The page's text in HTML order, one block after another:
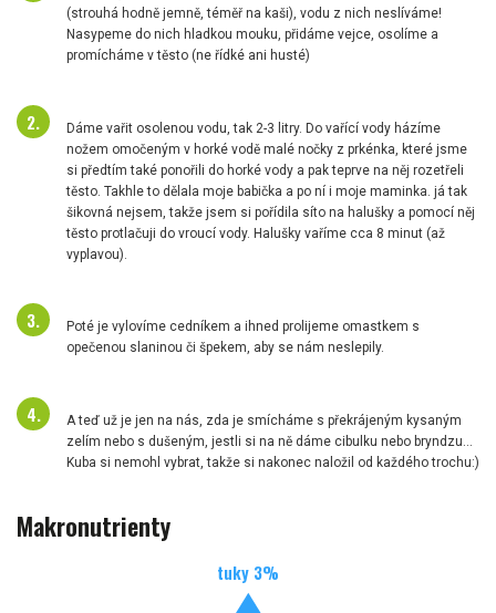
(strouhá hodně jemně, téměř na kaši), vodu z nich neslíváme!
Nasypeme do nich hladkou mouku, přidáme vejce, osolíme a
promícháme v těsto (ne řídké ani husté)
Dáme vařit osolenou vodu, tak 2-3 litry. Do vařící vody házíme
nožem omočeným v horké vodě malé nočky z prkénka, které jsme
si předtím také ponořili do horké vody a pak teprve na něj rozetřeli
těsto. Takhle to dělala moje babička a po ní i moje maminka. já tak
šikovná nejsem, takže jsem si pořídila síto na halušky a pomocí něj
těsto protlačuji do vroucí vody. Halušky vaříme cca 8 minut (až
vyplavou).
Poté je vylovíme cedníkem a ihned prolijeme omastkem s
opečenou slaninou či špekem, aby se nám neslepily.
A teď už je jen na nás, zda je smícháme s překrájeným kysaným
zelím nebo s dušeným, jestli si na ně dáme cibulku nebo bryndzu...
Kuba si nemohl vybrat, takže si nakonec naložil od každého trochu:)
Makronutrienty
tuky 3%